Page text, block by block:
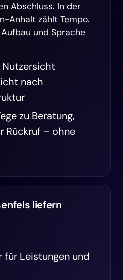
Abschluss. In der
Anhalt zählt Tempo.
und Sprache
Nutzersicht
nach
zu Beratung,
Rückruf – ohne
liefern
für Leistungen und